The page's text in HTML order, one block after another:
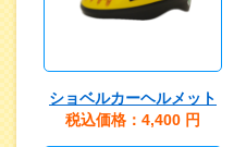
ショベルカーヘルメット
税込価格：4,400 円